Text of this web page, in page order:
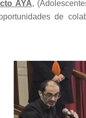
AYA,
de